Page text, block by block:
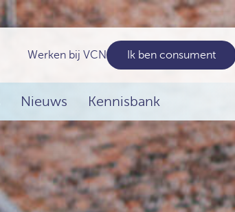
Werken bij VCN Ik ben consument
Nieuws Kennisbank